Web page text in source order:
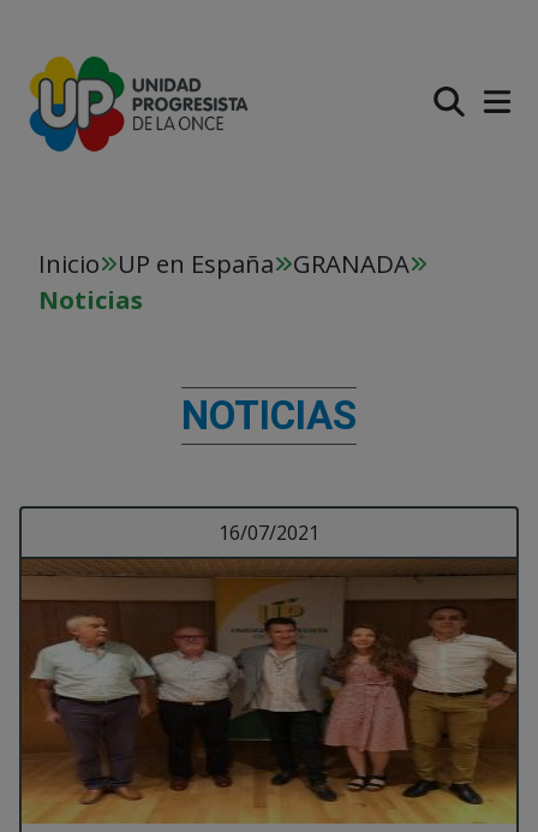
Inicio UP en España
GRANADA
Noticias
NOTICIAS
16/07/2021Leer más sobre